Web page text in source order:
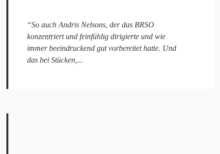
“So auch Andris Nelsons, der das BRSO
konzentriert und feinfühlig dirigierte und wie
immer beeindruckend gut vorbereitet hatte. Und
das bei Stücken,...